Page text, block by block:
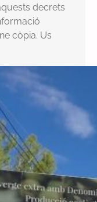
decrets
còpia. Us